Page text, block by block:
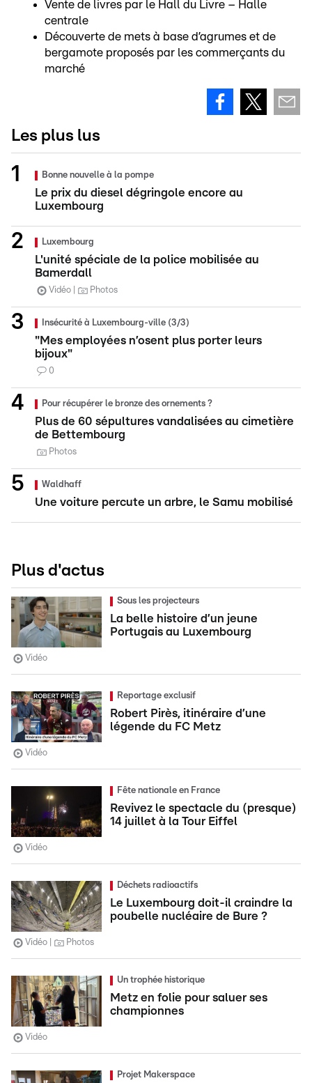
Vente de livres par le Hall du Livre – Halle
centrale
Découverte de mets à base d’agrumes et de
bergamote proposés par les commerçants du
marché
Les plus lus
Bonne nouvelle à la pompe
Le prix du diesel dégringole encore au
Luxembourg
Luxembourg
L'unité spéciale de la police mobilisée au
Bamerdall
Vidéo Photos
Insécurité à Luxembourg-ville (3/3)
"Mes employées n’osent plus porter leurs
bijoux"
0
Pour récupérer le bronze des ornements ?
Plus de 60 sépultures vandalisées au cimetière
de Bettembourg
Photos
Waldhaff
Une voiture percute un arbre, le Samu mobilisé
Plus d'actus
Sous les projecteurs
La belle histoire d’un jeune
Portugais au Luxembourg
Vidéo
Reportage exclusif
Robert Pirès, itinéraire d’une
légende du FC Metz
Vidéo
Fête nationale en France
Revivez le spectacle du (presque)
14 juillet à la Tour Eiffel
Vidéo
Déchets radioactifs
Le Luxembourg doit-il craindre la
poubelle nucléaire de Bure ?
Vidéo Photos
Un trophée historique
Metz en folie pour saluer ses
championnes
Vidéo
Projet Makerspace